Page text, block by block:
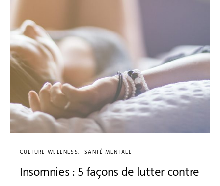
CULTURE WELLNESS SANTÉ MENTALE
Insomnies : 5 façons de lutter contre